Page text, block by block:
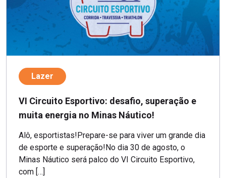
Lazer
VI Circuito Esportivo: desafio, superação e
muita energia no Minas Náutico!
Alô, esportistas!Prepare-se para viver um grande dia
de esporte e superação!No dia 30 de agosto, o
Minas Náutico será palco do VI Circuito Esportivo,
com […]